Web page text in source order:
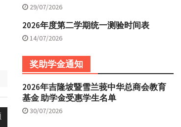
29/07/2026
2026年度第二学期统一测验时间表
14/07/2026
奖助学金通知
2026年吉隆坡暨雪兰莪中华总商会教育
基金 助学金受惠学生名单
30/07/2026